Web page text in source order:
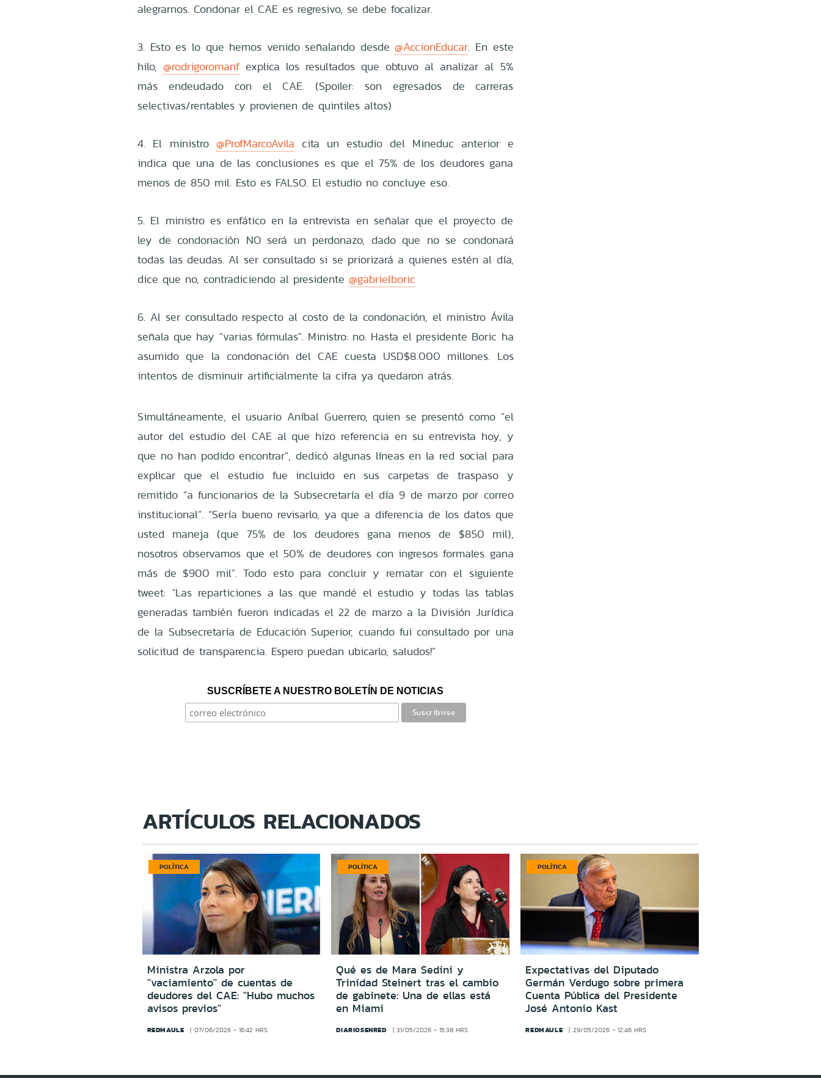
alegrarnos. Condonar el CAE es regresivo, se debe focalizar.
3. Esto es lo que hemos venido señalando desde @AccionEducar. En este
hilo, @rodrigoromanf explica los resultados que obtuvo al analizar al 5%
más endeudado con el CAE. (Spoiler: son egresados de carreras
selectivas/rentables y provienen de quintiles altos)
4. El ministro @ProfMarcoAvila cita un estudio del Mineduc anterior e
indica que una de las conclusiones es que el 75% de los deudores gana
menos de 850 mil. Esto es FALSO. El estudio no concluye eso.
5. El ministro es enfático en la entrevista en señalar que el proyecto de
ley de condonación NO será un perdonazo, dado que no se condonará
todas las deudas. Al ser consultado si se priorizará a quienes estén al día,
dice que no, contradiciendo al presidente @gabrielboric
6. Al ser consultado respecto al costo de la condonación, el ministro Ávila
señala que hay "varias fórmulas". Ministro: no. Hasta el presidente Boric ha
asumido que la condonación del CAE cuesta USD$8.000 millones. Los
intentos de disminuir artificialmente la cifra ya quedaron atrás.
Simultáneamente, el usuario Aníbal Guerrero, quien se presentó como “el
autor del estudio del CAE al que hizo referencia en su entrevista hoy, y
que no han podido encontrar”, dedicó algunas líneas en la red social para
explicar que el estudio fue incluido en sus carpetas de traspaso y
remitido “a funcionarios de la Subsecretaría el día 9 de marzo por correo
institucional”. “Sería bueno revisarlo, ya que a diferencia de los datos que
usted maneja (que 75% de los deudores gana menos de $850 mil),
nosotros observamos que el 50% de deudores con ingresos formales gana
más de $900 mil”. Todo esto para concluir y rematar con el siguiente
tweet: “Las reparticiones a las que mandé el estudio y todas las tablas
generadas también fueron indicadas el 22 de marzo a la División Jurídica
de la Subsecretaría de Educación Superior, cuando fui consultado por una
solicitud de transparencia. Espero puedan ubicarlo, saludos!”
SUSCRÍBETE A NUESTRO BOLETÍN DE NOTICIAS
ARTÍCULOS RELACIONADOS
POLÍTICA
Ministra Arzola por
''vaciamiento'' de cuentas de
deudores del CAE: ''Hubo muchos
avisos previos''
REDMAULE 07/06/2026 - 16:42 HRS
POLÍTICA
Qué es de Mara Sedini y
Trinidad Steinert tras el cambio
de gabinete: Una de ellas está
en Miami
DIARIOSENRED 31/05/2026 - 15:38 HRS
POLÍTICA
Expectativas del Diputado
Germán Verdugo sobre primera
Cuenta Pública del Presidente
José Antonio Kast
REDMAULE 29/05/2026 - 12:46 HRS